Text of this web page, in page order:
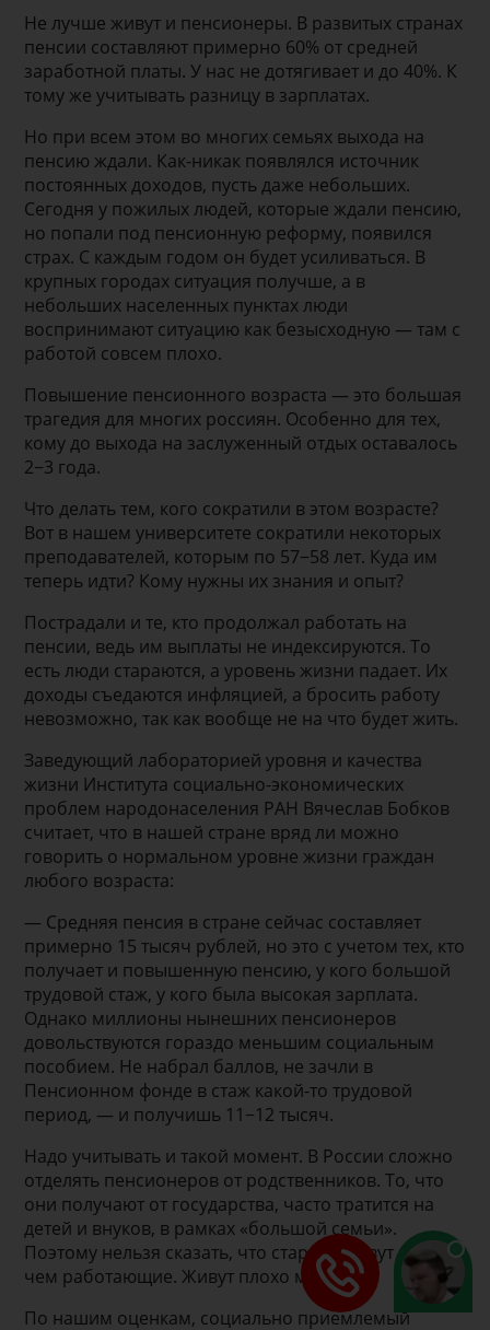
Не лучше живут и пенсионеры. В развитых странах
пенсии составляют примерно 60% от средней
заработной платы. У нас не дотягивает и до 40%. К
тому же учитывать разницу в зарплатах.
Но при всем этом во многих семьях выхода на
пенсию ждали. Как-никак появлялся источник
постоянных доходов, пусть даже небольших.
Сегодня у пожилых людей, которые ждали пенсию,
но попали под пенсионную реформу, появился
страх. С каждым годом он будет усиливаться. В
крупных городах ситуация получше, а в
небольших населенных пунктах люди
воспринимают ситуацию как безысходную — там с
работой совсем плохо.
Повышение пенсионного возраста — это большая
трагедия для многих россиян. Особенно для тех,
кому до выхода на заслуженный отдых оставалось
2−3 года.
Что делать тем, кого сократили в этом возрасте?
Вот в нашем университете сократили некоторых
преподавателей, которым по 57−58 лет. Куда им
теперь идти? Кому нужны их знания и опыт?
Пострадали и те, кто продолжал работать на
пенсии, ведь им выплаты не индексируются. То
есть люди стараются, а уровень жизни падает. Их
доходы съедаются инфляцией, а бросить работу
невозможно, так как вообще не на что будет жить.
Заведующий лабораторией уровня и качества
жизни Института социально-экономических
проблем народонаселения РАН Вячеслав Бобков
считает, что в нашей стране вряд ли можно
говорить о нормальном уровне жизни граждан
любого возраста:
— Средняя пенсия в стране сейчас составляет
примерно 15 тысяч рублей, но это с учетом тех, кто
получает и повышенную пенсию, у кого большой
трудовой стаж, у кого была высокая зарплата.
Однако миллионы нынешних пенсионеров
довольствуются гораздо меньшим социальным
пособием. Не набрал баллов, не зачли в
Пенсионном фонде в стаж какой-то трудовой
период, — и получишь 11−12 тысяч.
Надо учитывать и такой момент. В России сложно
отделять пенсионеров от родственников. То, что
они получают от государства, часто тратится на
детей и внуков, в рамках «большой семьи».
Поэтому нельзя сказать, что старики живут лучше,
чем работающие. Живут плохо многие.
По нашим оценкам, социально приемлемый